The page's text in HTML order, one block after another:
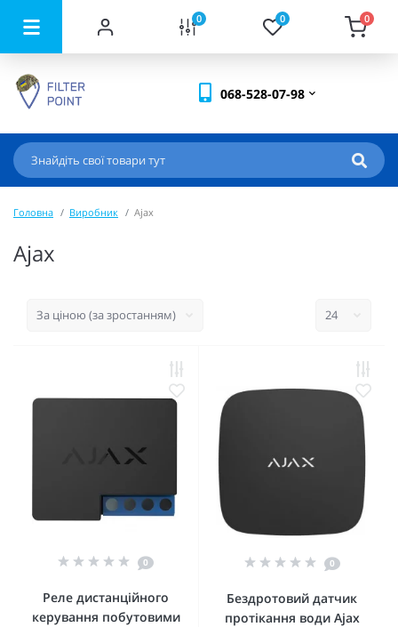
0 0 0
068-528-07-98
Головна Виробник Ajax
Ajax
0
Реле дистанційного
керування побутовими
0
Бездротовий датчик
протікання води Ajax